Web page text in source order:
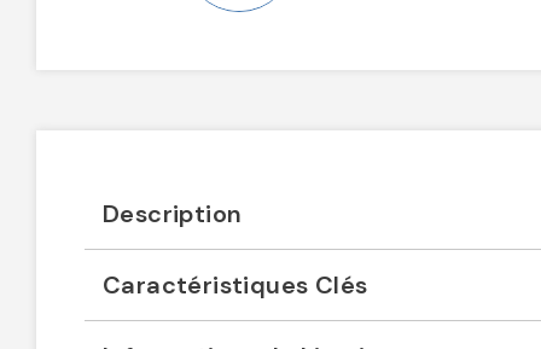
Description
Caractéristiques Clés